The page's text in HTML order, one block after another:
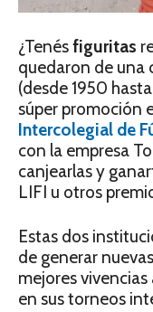
¿Tenésfiguritas
quedaron de una
(desde 1950
súper promoción
Intercolegial de
con la empresa
canjearlas y
LIFI u otros
Estas dos
de generar
mejores
en sus torneos